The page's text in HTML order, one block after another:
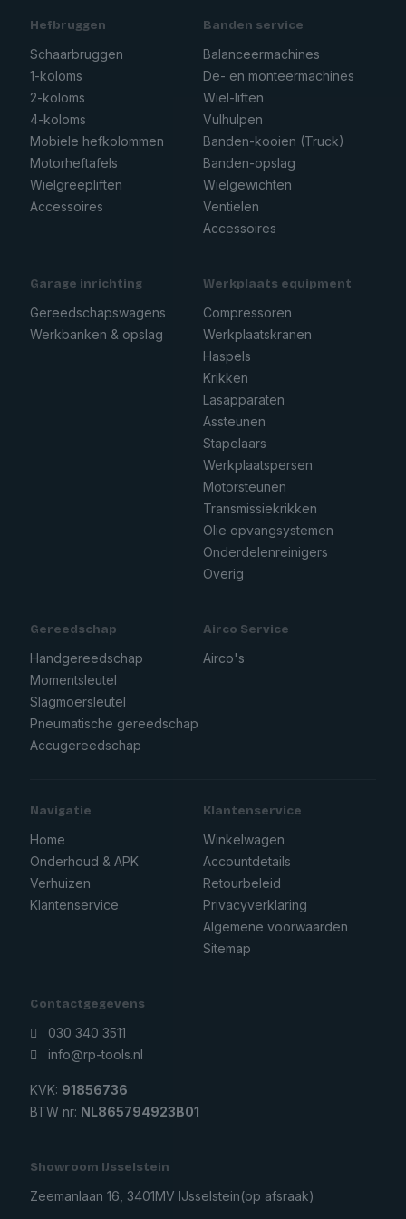
Hefbruggen
Schaarbruggen
1-koloms
2-koloms
4-koloms
Mobiele hefkolommen
Motorheftafels
Wielgreepliften
Accessoires
Banden service
Balanceermachines
De- en monteermachines
Wiel-liften
Vulhulpen
Banden-kooien (Truck)
Banden-opslag
Wielgewichten
Ventielen
Accessoires
Garage inrichting
Gereedschapswagens
Werkbanken & opslag
Werkplaats equipment
Compressoren
Werkplaatskranen
Haspels
Krikken
Lasapparaten
Assteunen
Stapelaars
Werkplaatspersen
Motorsteunen
Transmissiekrikken
Olie opvangsystemen
Onderdelenreinigers
Overig
Gereedschap
Handgereedschap
Momentsleutel
Slagmoersleutel
Pneumatische gereedschap
Accugereedschap
Airco Service
Airco's
Navigatie
Home
Onderhoud & APK
Verhuizen
Klantenservice
Klantenservice
Winkelwagen
Accountdetails
Retourbeleid
Privacyverklaring
Algemene voorwaarden
Sitemap
Contactgegevens
030 340 3511
info@rp-tools.nl
KVK: 91856736
BTW nr: NL865794923B01
Showroom IJsselstein
Zeemanlaan 16, 3401MV IJsselstein(op afsraak)